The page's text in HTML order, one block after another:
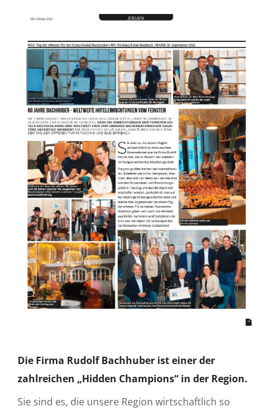
Die Firma Rudolf Bachhuber ist einer der
zahlreichen „Hidden Champions“ in der Region.
Sie sind es, die unsere Region wirtschaftlich so